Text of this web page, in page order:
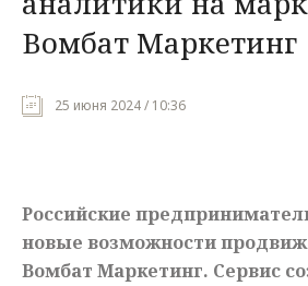
Общество
Политика
Мнения
Вомбат Маркетинг
25 июня 2024 / 10:36
Российские
новые возможности
Вомбат Маркетинг. Сервис